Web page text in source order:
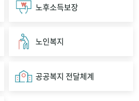
노후소득보장
노인복지
공공복지 전달체계